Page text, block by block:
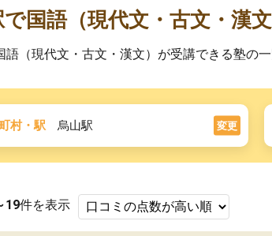
国語（現代文・古文・漢
語（現代文・古文・漢文）が受講できる塾の
村・駅 烏山駅 変更
19件を表示